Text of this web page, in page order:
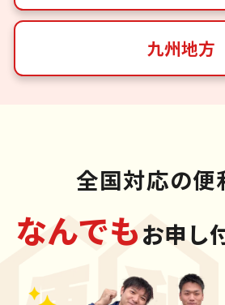
九州地方
全国対応の便
なんでもお申し